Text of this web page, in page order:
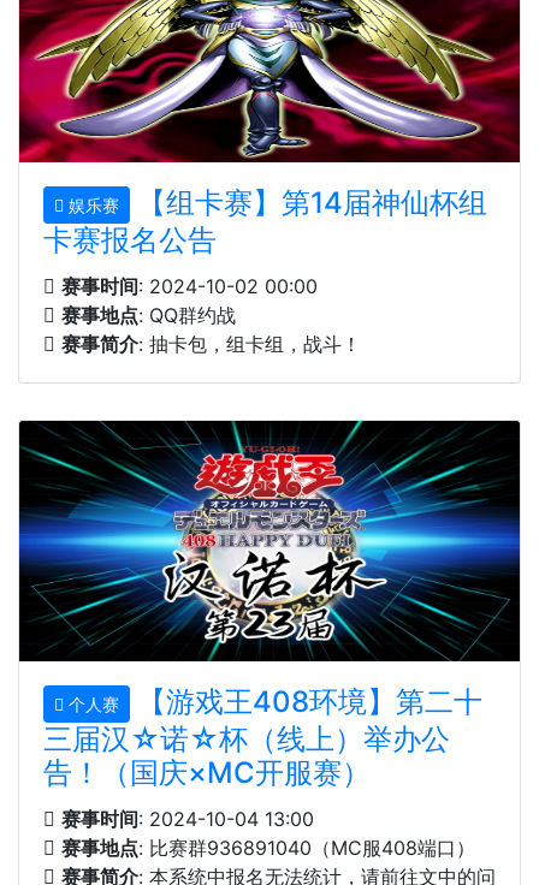
娱乐赛
【组卡赛】第14届神仙杯组
卡赛报名公告
赛事时间: 2024-10-02 00:00
赛事地点: QQ群约战
赛事简介: 抽卡包，组卡组，战斗！
个人赛
【游戏王408环境】第二十
三届汉☆诺☆杯（线上）举办公
告！（国庆×MC开服赛）
赛事时间: 2024-10-04 13:00
赛事地点: 比赛群936891040（MC服408端口）
赛事简介: 本系统中报名无法统计，请前往文中的问